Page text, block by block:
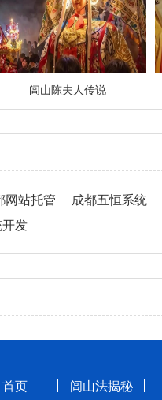
闾山陈夫人传说
网站托管 成都五恒系统
发
首页 闾山法揭秘